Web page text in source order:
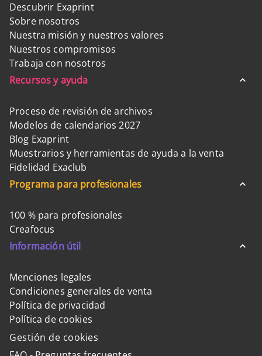
Descubrir Exaprint
Sobre nosotros
Nuestra misión y nuestros valores
Nuestros compromisos
Trabaja con nosotros
Recursos y ayuda
Proceso de revisión de archivos
Modelos de calendarios 2027
Blog Exaprint
Muestrarios y herramientas de ayuda a la venta
Fidelidad Exaclub
Programa para profesionales
100 % para profesionales
Creafocus
Información útil
Menciones legales
Condiciones generales de venta
Política de privacidad
Política de cookies
Gestión de cookies